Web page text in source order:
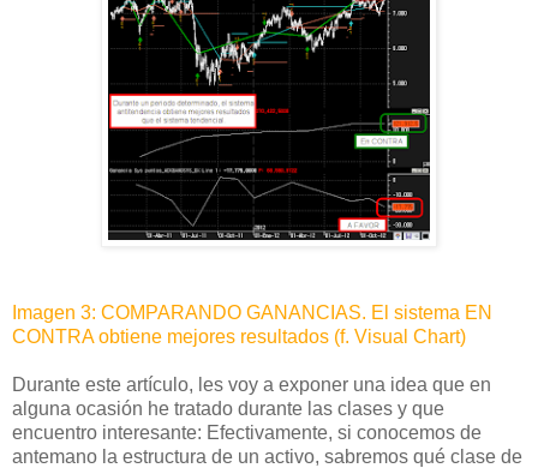
Imagen 3: COMPARANDO GANANCIAS. El sistema EN
CONTRA obtiene mejores resultados (f. Visual Chart)
Durante este artículo, les voy a exponer una idea que en
alguna ocasión he tratado durante las clases y que
encuentro interesante: Efectivamente, si conocemos de
antemano la estructura de un activo, sabremos qué clase de